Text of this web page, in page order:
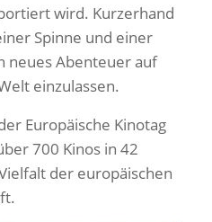
wird. Kurzerhand
Spinne und einer
neues Abenteuer auf
einzulassen.
Europäische Kinotag
700 Kinos in 42
der europäischen